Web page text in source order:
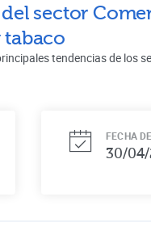
del sector
tendencias de los
FECHA
30/